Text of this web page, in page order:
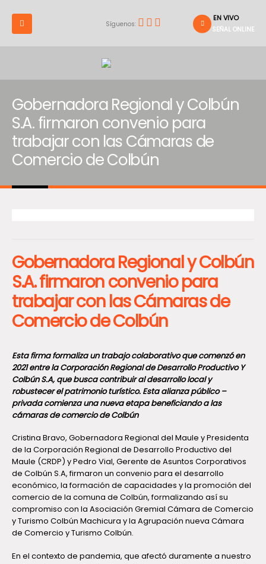
Síguenos:
EN VIVO
SEÑAL ONLINE
Gobernadora Regional y Colbún
S.A. firmaron convenio para
trabajar con las Cámaras de
Comercio de Colbún
Gobernadora Regional y Colbún
S.A. firmaron convenio para
trabajar con las Cámaras de
Comercio de Colbún
Esta firma formaliza un trabajo colaborativo que comenzó en
2021 entre la Corporación Regional de Desarrollo Productivo Y
Colbún S.A, que busca contribuir al desarrollo local y
robustecer el patrimonio turístico. Esta alianza público –
privada comienza una nueva etapa beneficiando a las
cámaras de comercio de Colbún
Cristina Bravo, Gobernadora Regional del Maule y Presidenta
de la Corporación Regional de Desarrollo Productivo del
Maule (CRDP) y Pedro Vial, Gerente de Asuntos Corporativos
de Colbún S.A, firmaron un convenio para el desarrollo
económico, la formación de capacidades y la promoción del
comercio de la comuna de Colbún, formalizando así su
compromiso con la Asociación Gremial Cámara de Comercio
y Turismo Colbún Machicura y la Agrupación nueva Cámara
de Comercio y Turismo Colbún.
En el contexto de pandemia, que afectó duramente a nuestro